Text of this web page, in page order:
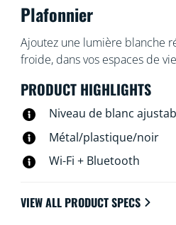
Plafonnier
Ajoutez une lumière blanche
froide, dans vos espaces de
votre voix pour varier
appliquer des modes
PRODUCT HIGHLIGHTS
Niveau de blanc
Métal/plastique/noir
Wi-Fi + Bluetooth
VIEW ALL PRODUCT SPECS